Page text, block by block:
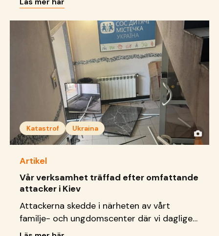
framtidsdrömmar.
Katastrof Ukraina
Artikel
Vår verksamhet träffad efter omfattande
attacker i Kiev
Attackerna skedde i närheten av vårt
familje- och ungdomscenter där vi dagligen
tar emot barn, unga och familjer.